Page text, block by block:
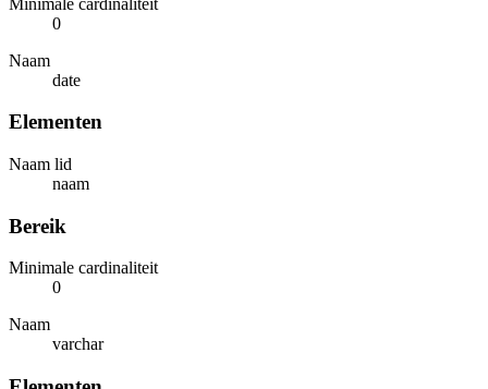
0
Naam
date
Elementen
Naam lid
naam
Bereik
Minimale cardinaliteit
0
Naam
varchar